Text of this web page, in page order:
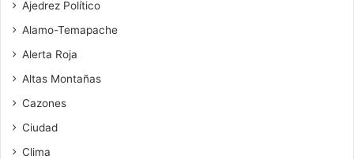
Ajedrez Político
Alamo-Temapache
Alerta Roja
Altas Montañas
Cazones
Ciudad
Clima